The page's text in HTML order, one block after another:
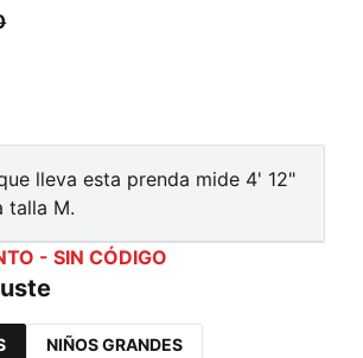
lleva esta prenda mide 4' 12"
talla M.
- SIN CÓDIGO
NIÑOS GRANDES